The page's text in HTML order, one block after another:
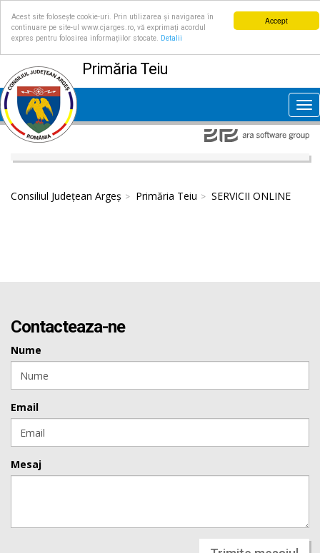
Accept
Acest site folosește cookie-uri. Prin utilizarea și navigarea în
continuare pe site-ul www.cjarges.ro, vă exprimați acordul
expres pentru folosirea informațiilor stocate.
Detalii
Primăria Teiu
Consiliul Județean Argeș Primăria Teiu SERVICII ONLINE
Contacteaza-ne
Nume
Email
Mesaj